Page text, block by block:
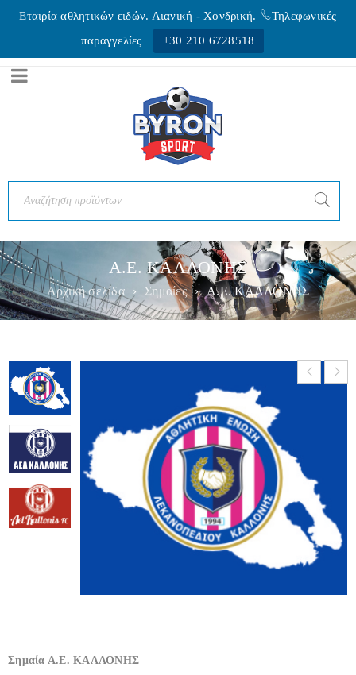
Εταιρία αθλητικών ειδών. Λιανική - Xονδρική.
Τηλεφωνικές
παραγγελίες
+30 210 6728518
Α.Ε. ΚΑΛΛΟΝΗΣ
Αρχική σελίδα › Σημαίες › Α.Ε. ΚΑΛΛΟΝΗΣ
Σημαία Α.Ε. ΚΑΛΛΟΝΗΣ